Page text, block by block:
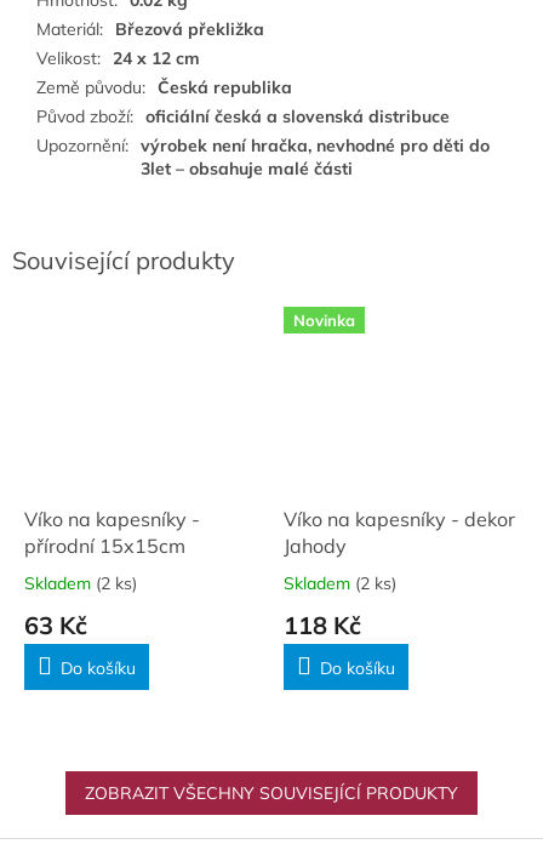
Související produkty
Víko na kapesníky -
přírodní 15x15cm
Skladem (2 ks)
63 Kč
Do košíku
Novinka
Víko na kapesníky - dekor
Jahody
Skladem (2 ks)
118 Kč
Do košíku
ZOBRAZIT VŠECHNY SOUVISEJÍCÍ PRODUKTY
Materiál:
Březová překližka
Velikost: 24 x 12 cm
Země původu: Česká republika
Původ zboží: oficiální česká a slovenská distribuce
Upozornění: výrobek není hračka, nevhodné pro děti do
3let – obsahuje malé části